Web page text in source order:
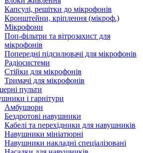
Капсулі, решітки до мікрофонів
Кронштейни, кріплення (мікроф.)
Мікрофони
Поп-фільтри та вітрозахист для
мікрофонів
Попередні підсилювачі для мікрофонів
Радіосистеми
Стійки для мікрофонів
Тримачі для мікрофонів
пульти
і гарнітури
Амбушюри
Бездротові навушники
Кабелі та перехідники для навушників
Навушники мініатюрні
Навушники накладні спеціалізовані